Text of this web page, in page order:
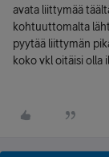
avata liittymää
kohtuuttomalta
pyytää liittymän
koko vkl oitäisi olla